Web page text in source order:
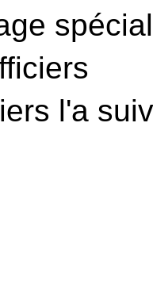
l'a